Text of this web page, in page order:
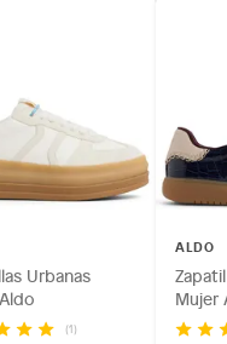
instalados.
Urbanas
(1)
ALDO
Mujer